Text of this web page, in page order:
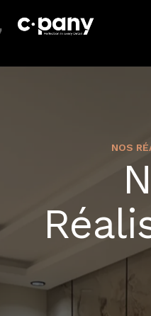
À PROPOS
NOS